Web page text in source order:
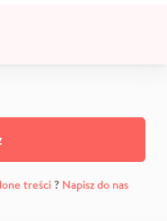
treści? Napisz do nas